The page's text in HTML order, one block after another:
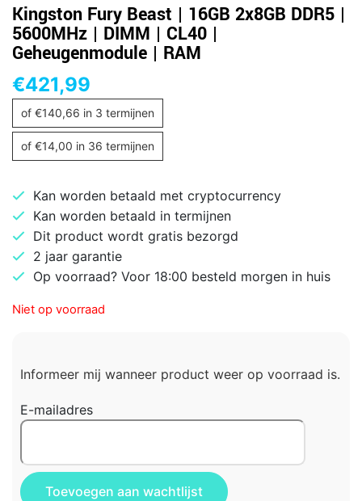
Kingston Fury Beast | 16GB 2x8GB DDR5 |
5600MHz | DIMM | CL40 |
Geheugenmodule | RAM
€421,99
of €140,66 in 3 termijnen
of €14,00 in 36 termijnen
Kan worden betaald met cryptocurrency
Kan worden betaald in termijnen
Dit product wordt gratis bezorgd
2 jaar garantie
Op voorraad? Voor 18:00 besteld morgen in huis
Niet op voorraad
Informeer mij wanneer product weer op voorraad is.
E-mailadres